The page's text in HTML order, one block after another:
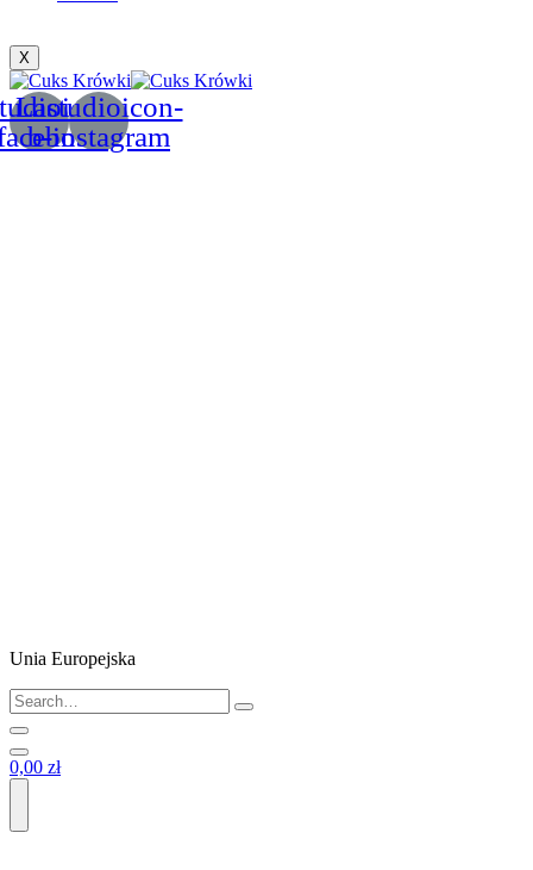
X
Lastudioicon-
b-instagram
Unia Europejska
0,00 zł